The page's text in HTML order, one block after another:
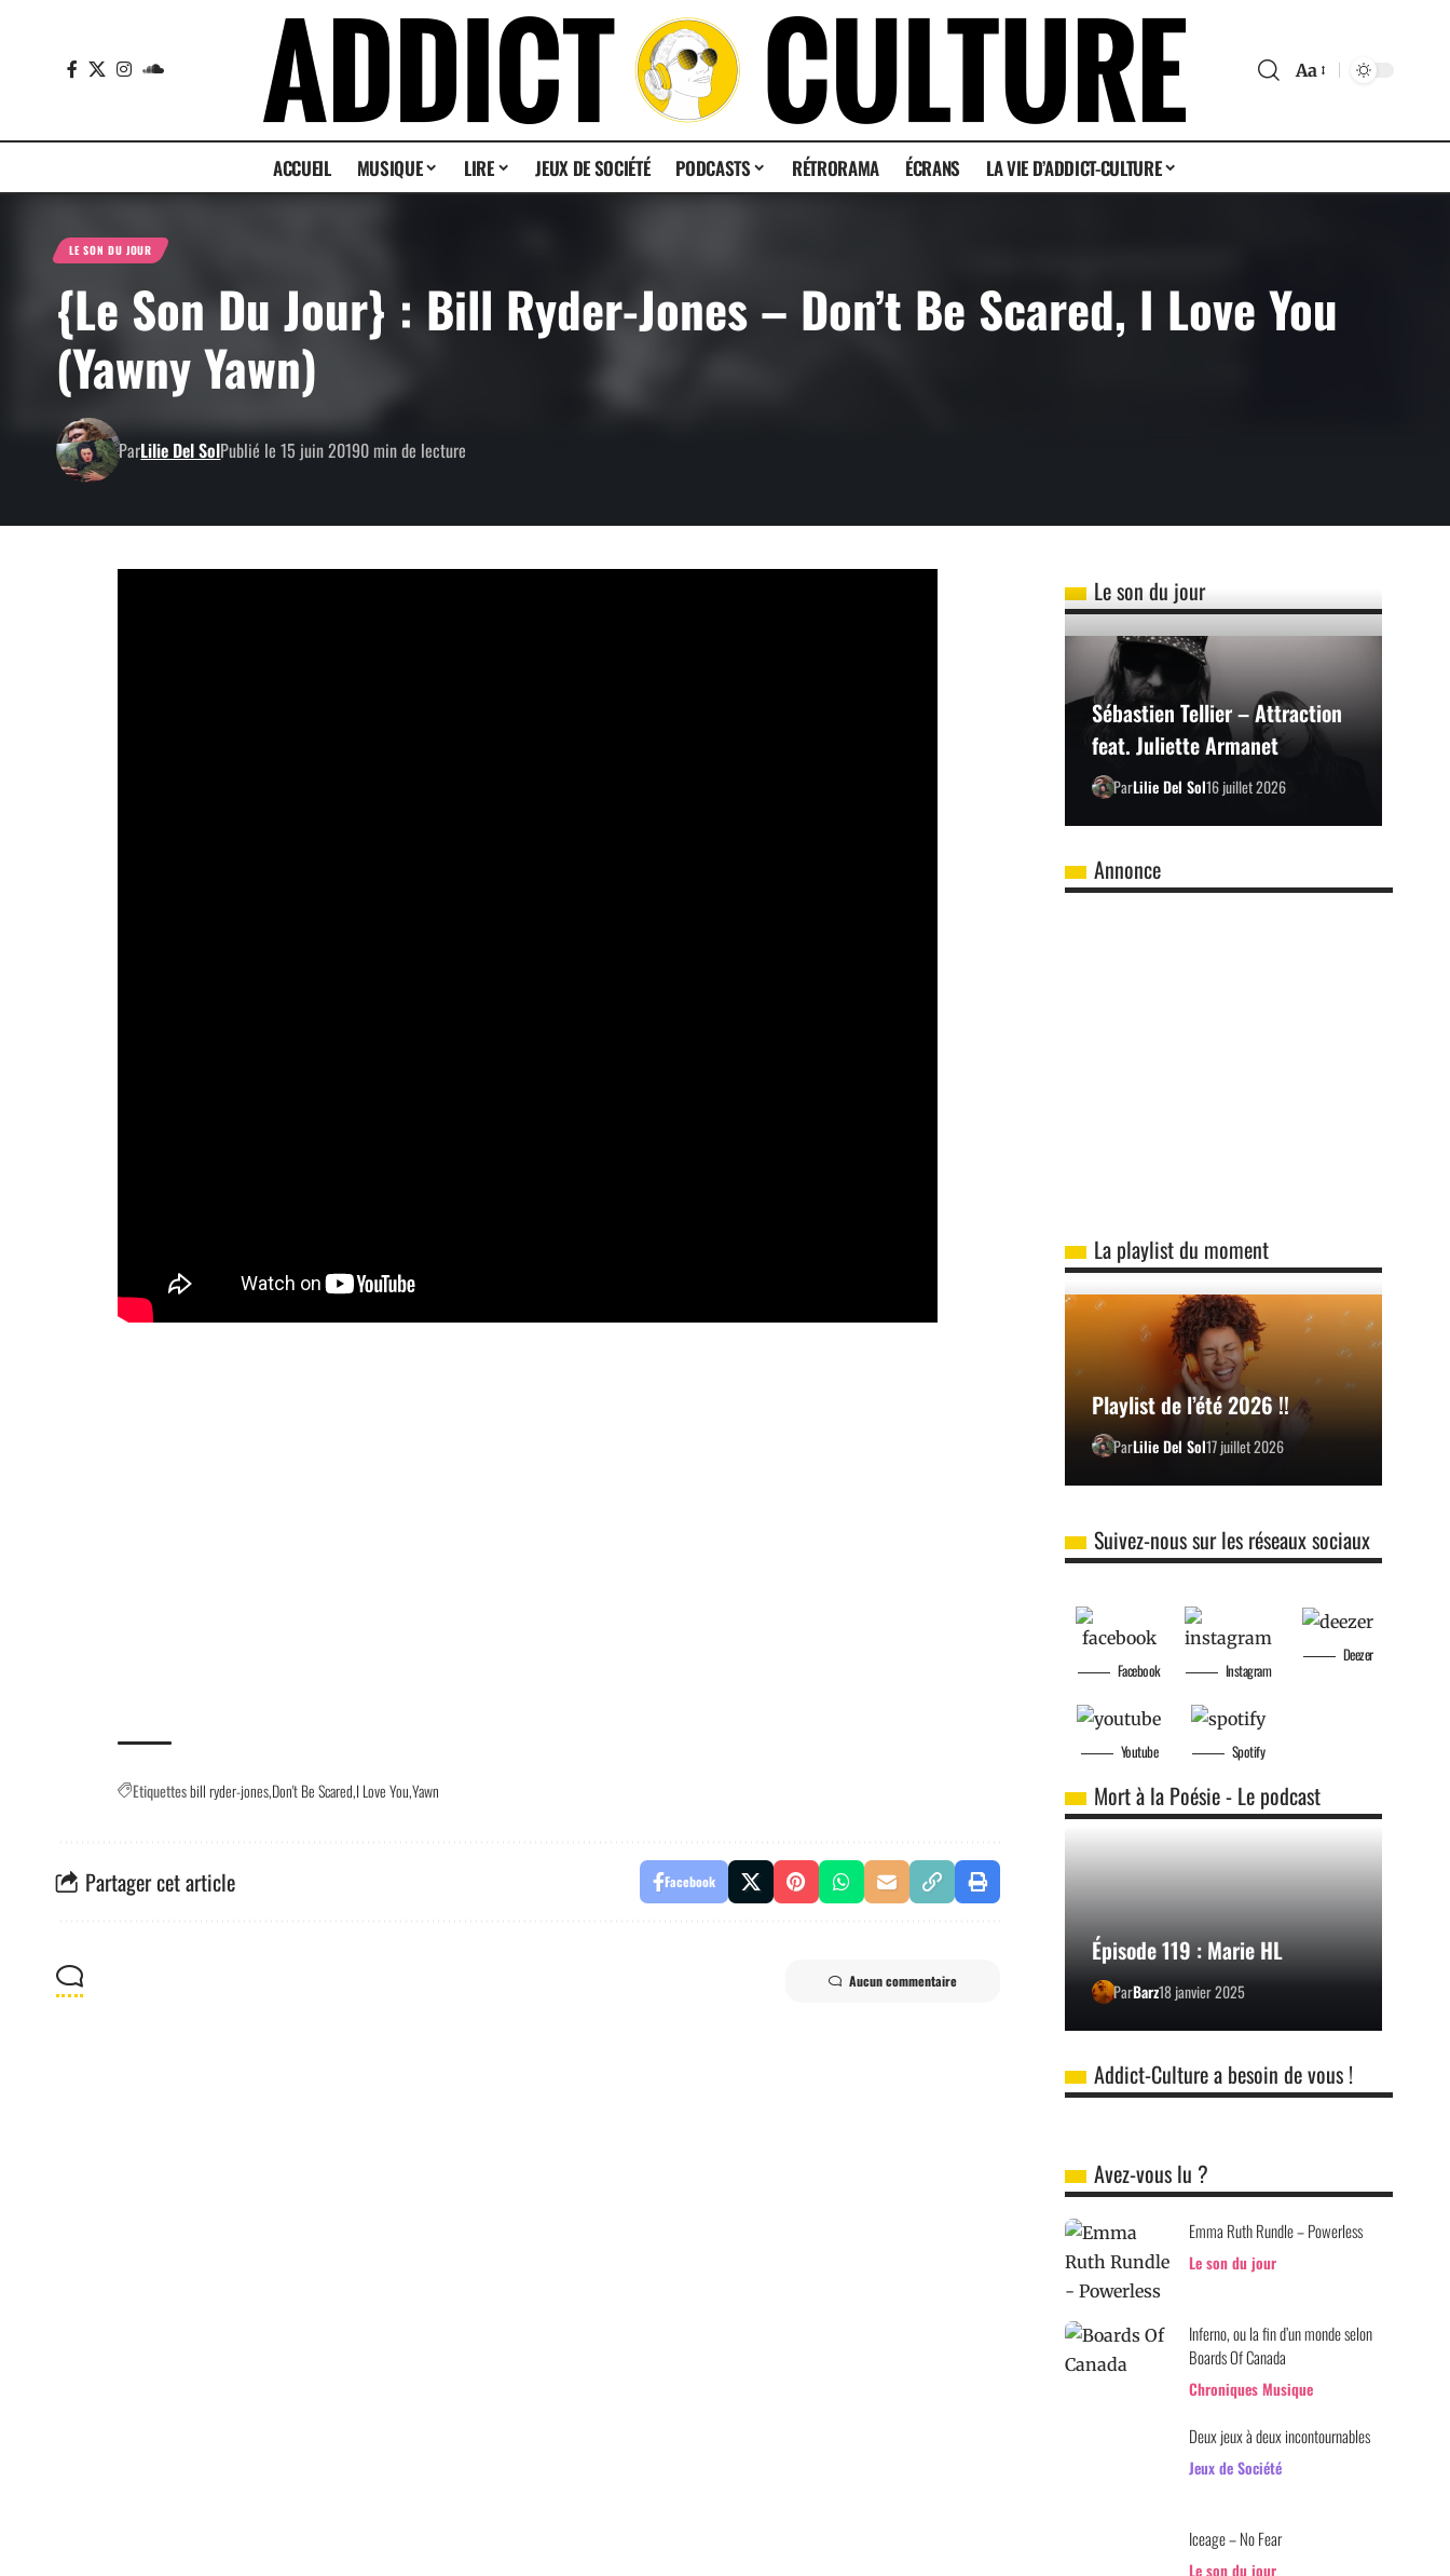
Aa
ACCUEIL MUSIQUE LIRE JEUX DE SOCIÉTÉ PODCASTS RÉTRORAMA ÉCRANS LA VIE D’ADDICT-CULTURE
LE SON DU JOUR
{Le Son Du Jour} : Bill Ryder-Jones – Don’t Be Scared, I Love You
(Yawny Yawn)
ParLilie Del SolPublié le 15 juin 20190 min de lecture
Etiquettesbill ryder-jonesDon't Be ScaredI Love YouYawn
Partager cet article Facebook
Aucun commentaire
Le son du jour
Sébastien Tellier – Attraction
feat. Juliette Armanet
ParLilie Del Sol16 juillet 2026
Annonce
La playlist du moment
Playlist de l’été 2026 !!
ParLilie Del Sol17 juillet 2026
Suivez-nous sur les réseaux sociaux
Facebook
Youtube
Instagram
Spotify
Deezer
Mort à la Poésie - Le podcast
Épisode 119 : Marie HL
ParBarz18 janvier 2025
Addict-Culture a besoin de vous !
Avez-vous lu ?
Emma Ruth Rundle – Powerless
Le son du jour
Inferno, ou la fin d’un monde selon
Boards Of Canada
Chroniques Musique
Deux jeux à deux incontournables
Jeux de Société
Iceage – No Fear
Le son du jour